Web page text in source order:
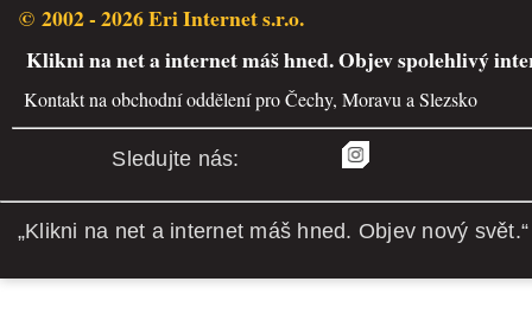
© 2002 - 2026 Eri Internet s.r.o.
Klikni na net a internet máš hned. Objev spolehlivý
Kontakt na obchodní oddělení pro Čechy, Moravu a Slezsko
Sledujte nás:
„Klikni na net a internet máš hned. Objev nový svět.“